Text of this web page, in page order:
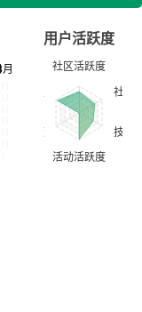
用户活跃度